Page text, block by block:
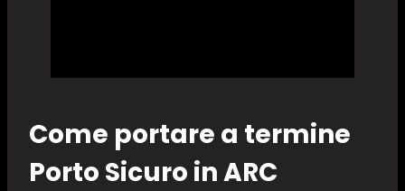
Come portare a termine
Porto Sicuro in ARC